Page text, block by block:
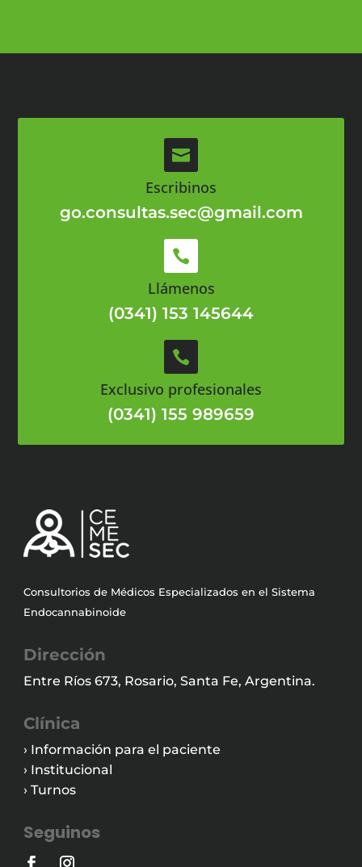

Escribinos
go.consultas.sec@gmail.com

Llámenos
(0341) 153 145644

Exclusivo profesionales
(0341) 155 989659
Consultorios de Médicos Especializados en el Sistema
Endocannabinoide
Dirección
Entre Ríos 673, Rosario, Santa Fe, Argentina.
Clínica
› Información para el paciente
› Institucional
› Turnos
Seguinos